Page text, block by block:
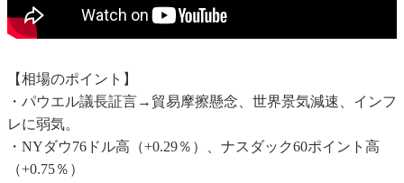
【相場のポイント】
・パウエル議長証言→貿易摩擦懸念、世界景気減速、インフ
レに弱気。
・NYダウ76ドル高（+0.29％）、ナスダック60ポイント高
（+0.75％）